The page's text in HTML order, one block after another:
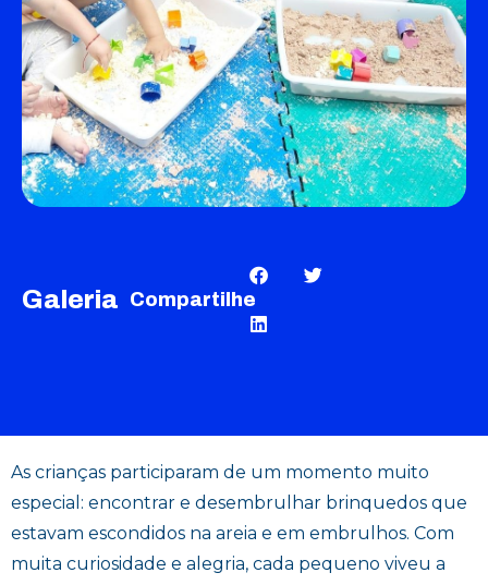
Galeria Compartilhe
As crianças participaram de um momento muito
especial: encontrar e desembrulhar brinquedos que
estavam escondidos na areia e em embrulhos. Com
muita curiosidade e alegria, cada pequeno viveu a